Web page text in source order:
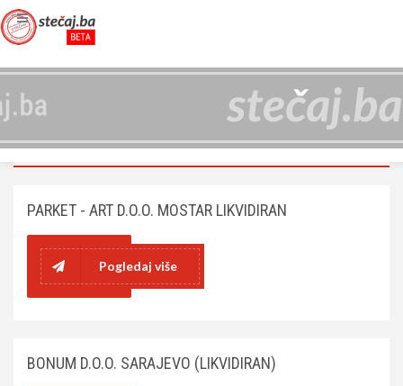
FIRME
NASLOVNA FIRME
PARKET - ART D.O.O. MOSTAR LIKVIDIRAN
Pogledaj više
BONUM D.O.O. SARAJEVO (LIKVIDIRAN)